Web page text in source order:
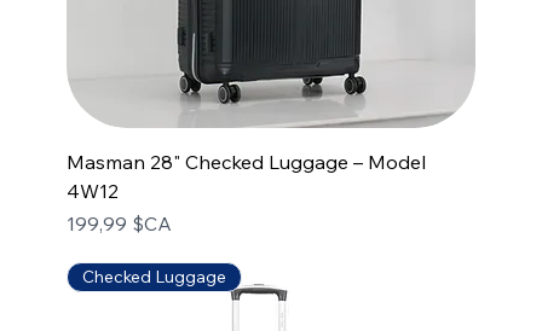
Masman 28" Checked Luggage – Model
4W12
Prix
199,99 $CA
Checked Luggage